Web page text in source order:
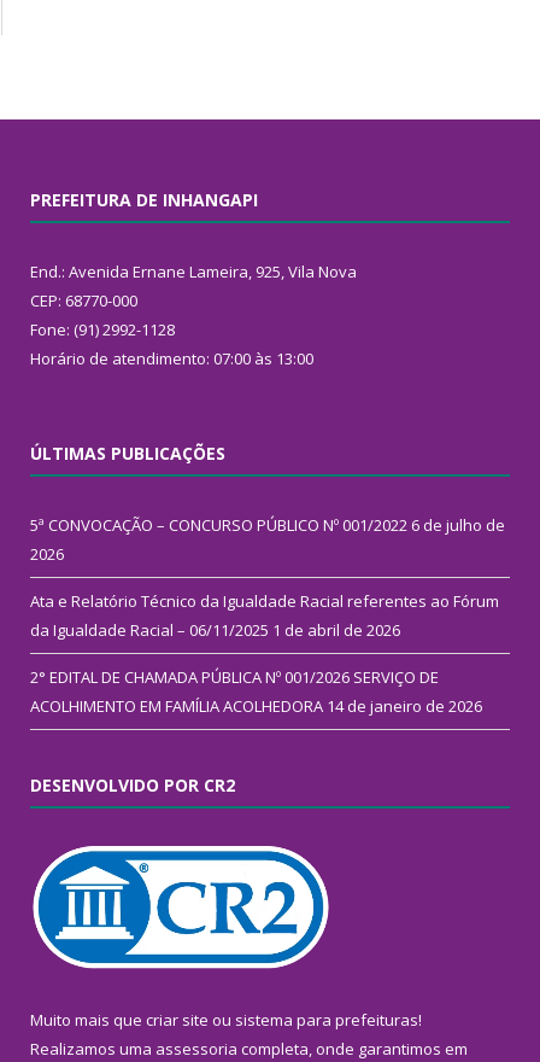
PREFEITURA DE INHANGAPI
End.: Avenida Ernane Lameira, 925, Vila Nova
CEP: 68770-000
Fone: (91) 2992-1128
Horário de atendimento: 07:00 às 13:00
ÚLTIMAS PUBLICAÇÕES
5ª CONVOCAÇÃO – CONCURSO PÚBLICO Nº 001/2022 6 de julho de
2026
Ata e Relatório Técnico da Igualdade Racial referentes ao Fórum
da Igualdade Racial – 06/11/2025 1 de abril de 2026
2° EDITAL DE CHAMADA PÚBLICA Nº 001/2026 SERVIÇO DE
ACOLHIMENTO EM FAMÍLIA ACOLHEDORA 14 de janeiro de 2026
DESENVOLVIDO POR CR2
Muito mais que criar site ou sistema para prefeituras!
Realizamos uma assessoria completa, onde garantimos em